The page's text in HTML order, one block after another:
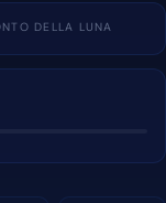
DELLA LUNA